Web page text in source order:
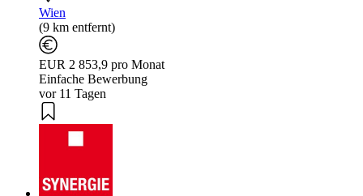
Wien
(9 km entfernt)
EUR 2 853,9 pro Monat
Einfache Bewerbung
vor 11 Tagen